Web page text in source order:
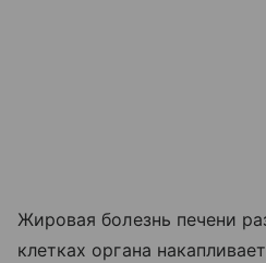
Жировая болезнь печени
клетках органа